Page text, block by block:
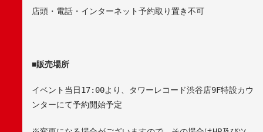
店頭・電話・インターネット予約取り置き不可
■販売場所
イベント当日17:00より、タワーレコード渋谷店9F特設カウ
ンターにて予約開始予定